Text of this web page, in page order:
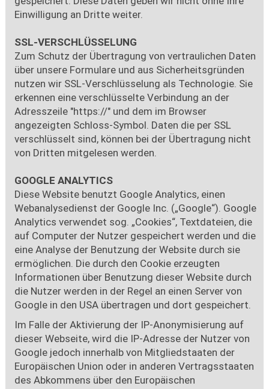
Einwilligung an Dritte weiter.
SSL-VERSCHLÜSSELUNG
Zum Schutz der Übertragung von vertraulichen Daten
über unsere Formulare und aus Sicherheitsgründen
nutzen wir SSL-Verschlüsselung als Technologie. Sie
erkennen eine verschlüsselte Verbindung an der
Adresszeile "https://" und dem im Browser
angezeigten Schloss-Symbol. Daten die per SSL
verschlüsselt sind, können bei der Übertragung nicht
von Dritten mitgelesen werden.
GOOGLE ANALYTICS
Diese Website benutzt Google Analytics, einen
Webanalysedienst der Google Inc. („Google“). Google
Analytics verwendet sog. „Cookies“, Textdateien, die
auf Computer der Nutzer gespeichert werden und die
eine Analyse der Benutzung der Website durch sie
ermöglichen. Die durch den Cookie erzeugten
Informationen über Benutzung dieser Website durch
die Nutzer werden in der Regel an einen Server von
Google in den USA übertragen und dort gespeichert.
Im Falle der Aktivierung der IP-Anonymisierung auf
dieser Webseite, wird die IP-Adresse der Nutzer von
Google jedoch innerhalb von Mitgliedstaaten der
Europäischen Union oder in anderen Vertragsstaaten
des Abkommens über den Europäischen